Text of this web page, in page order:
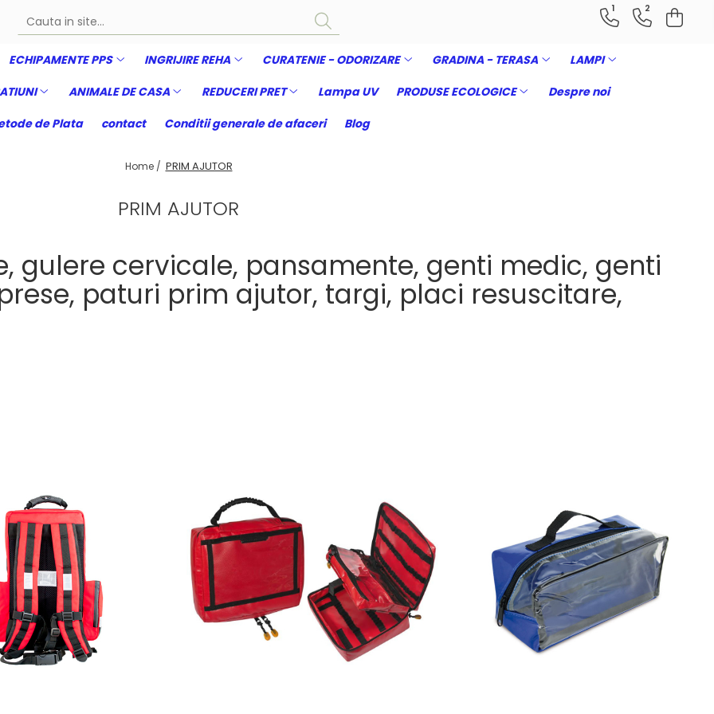
1 2
ECHIPAMENTE PPS INGRIJIRE REHA CURATENIE - ODORIZARE GRADINA - TERASA
LAMPI
ANIMALE DE CASA REDUCERI PRET Lampa UV PRODUSE ECOLOGICE
Despre noi
de Plata
contact Conditii generale de afaceri Blog
Home / PRIM AJUTOR
PRIM AJUTOR
gulere cervicale, pansamente, genti medic, genti
paturi prim ajutor, targi, placi resuscitare,